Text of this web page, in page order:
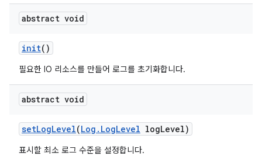
abstract void
init()
필요한 IO 리소스를 만들어 로그를 초기화합니다.
abstract void
setLogLevel(Log . LogLevel logLevel)
표시할 최소 로그 수준을 설정합니다.